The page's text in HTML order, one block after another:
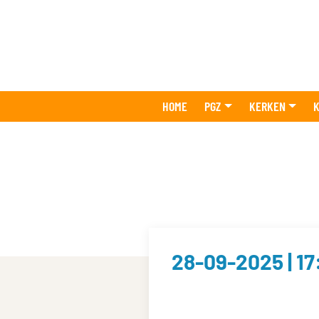
HOME PGZ KERKEN
28-09-2025 |